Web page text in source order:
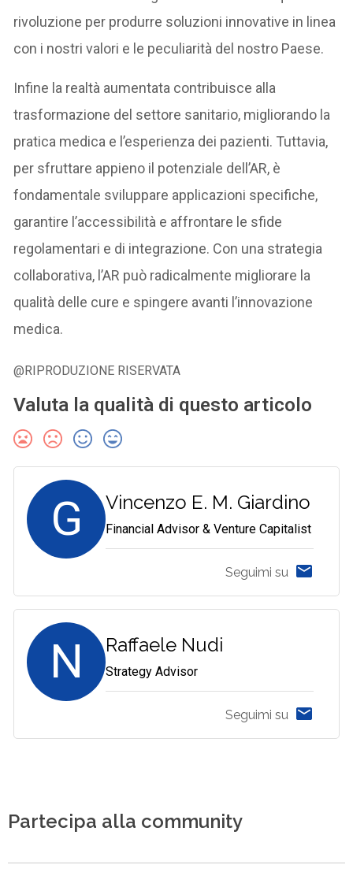
rivoluzione per produrre soluzioni innovative in linea
con i nostri valori e le peculiarità del nostro Paese.
Infine la realtà aumentata contribuisce alla
trasformazione del settore sanitario, migliorando la
pratica medica e l’esperienza dei pazienti. Tuttavia,
per sfruttare appieno il potenziale dell’AR, è
fondamentale sviluppare applicazioni specifiche,
garantire l’accessibilità e affrontare le sfide
regolamentari e di integrazione. Con una strategia
collaborativa, l’AR può radicalmente migliorare la
qualità delle cure e spingere avanti l’innovazione
medica.
@RIPRODUZIONE RISERVATA
Valuta la qualità di questo articolo
G Vincenzo E. M. Giardino
Financial Advisor & Venture Capitalist
Seguimi su
N Raffaele Nudi
Strategy Advisor
Seguimi su
Partecipa alla community